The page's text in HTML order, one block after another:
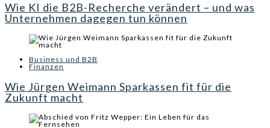
Wie KI die B2B-Recherche verändert – und was
Unternehmen dagegen tun können
Business und B2B
Finanzen
Wie Jürgen Weimann Sparkassen fit für die
Zukunft macht